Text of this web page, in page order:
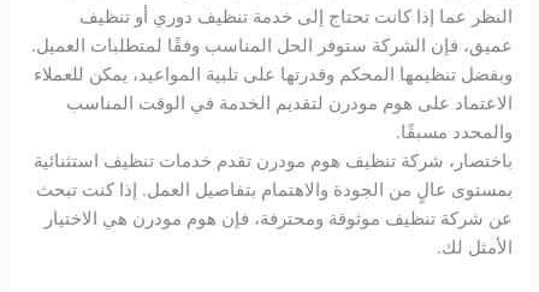
النظر عما إذا كانت تحتاج إلى خدمة تنظيف دوري أو تنظيف
عميق، فإن الشركة ستوفر الحل المناسب وفقًا لمتطلبات العميل.
وبفضل تنظيمها المحكم وقدرتها على تلبية المواعيد، يمكن للعملاء
الاعتماد على هوم مودرن لتقديم الخدمة في الوقت المناسب
والمحدد مسبقًا.
باختصار، شركة تنظيف هوم مودرن تقدم خدمات تنظيف استثنائية
بمستوى عالٍ من الجودة والاهتمام بتفاصيل العمل. إذا كنت تبحث
عن شركة تنظيف موثوقة ومحترفة، فإن هوم مودرن هي الاختيار
الأمثل لك.